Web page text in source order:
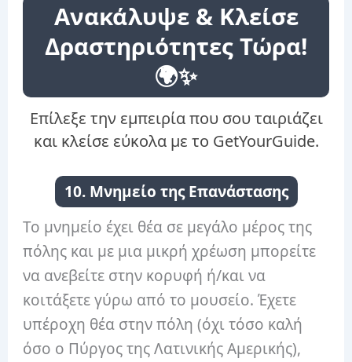
Ανακάλυψε & Κλείσε
Δραστηριότητες Τώρα!
🌍✨
Επίλεξε την εμπειρία που σου ταιριάζει
και κλείσε εύκολα με το GetYourGuide.
10. Μνημείο της Επανάστασης
Το μνημείο έχει θέα σε μεγάλο μέρος της
πόλης και με μια μικρή χρέωση μπορείτε
να ανεβείτε στην κορυφή ή/και να
κοιτάξετε γύρω από το μουσείο. Έχετε
υπέροχη θέα στην πόλη (όχι τόσο καλή
όσο ο Πύργος της Λατινικής Αμερικής),